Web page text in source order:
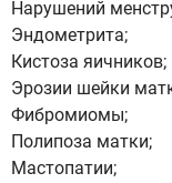
Нарушений
Эндометрита;
Кистоза яичников;
Эрозии шейки
Фибромиомы;
Полипоза матки;
Мастопатии;